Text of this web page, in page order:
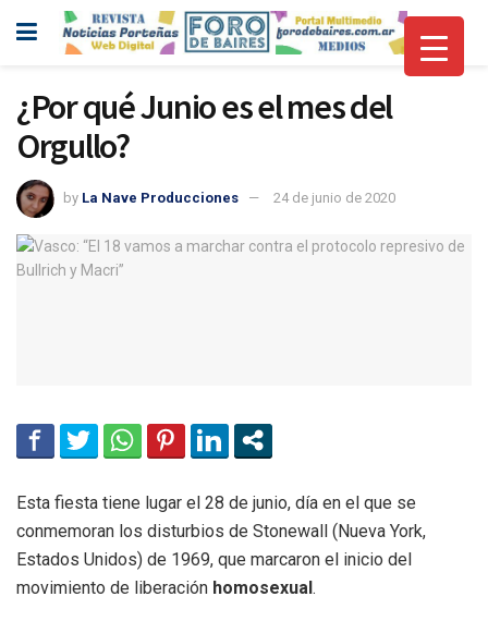
¿Por qué Junio es el mes del
Orgullo?
by La Nave Producciones 24 de junio de 2020
Esta fiesta tiene lugar el 28 de junio, día en el que se
conmemoran los disturbios de Stonewall (Nueva York,
Estados Unidos) de 1969, que marcaron el inicio del
movimiento de liberación homosexual .​